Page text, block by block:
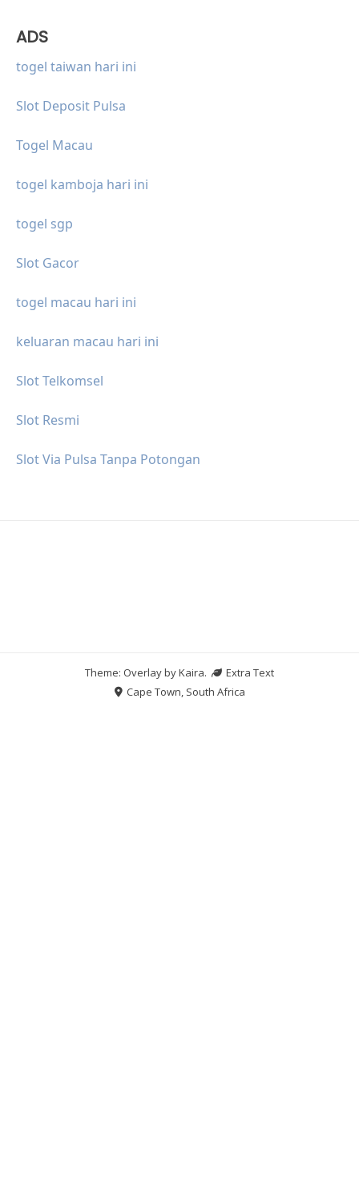
ADS
togel taiwan hari ini
Slot Deposit Pulsa
Togel Macau
togel kamboja hari ini
togel sgp
Slot Gacor
togel macau hari ini
keluaran macau hari ini
Slot Telkomsel
Slot Resmi
Slot Via Pulsa Tanpa Potongan
Theme: Overlay byKaira.
Extra Text
Cape Town, South Africa